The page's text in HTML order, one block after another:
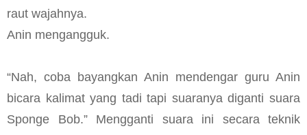
raut wajahnya.
Anin mengangguk.
“Nah, coba bayangkan Anin mendengar guru Anin
bicara kalimat yang tadi tapi suaranya diganti suara
Sponge Bob.” Mengganti suara ini secara teknik